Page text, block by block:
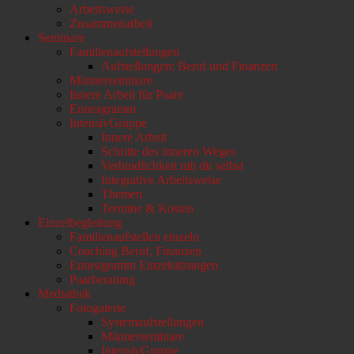
Arbeitsweise
Zusammenarbeit
Seminare
Familienaufstellungen
Aufstellungen: Beruf und Finanzen
Männerseminare
Innere Arbeit für Paare
Enneagramm
IntensivGruppe
Innere Arbeit
Schritte des inneren Weges
Verbindlichkeit mit dir selbst
Integrative Arbeitsweise
Themen
Termine & Kosten
Einzelbegleitung
Familienaufstellen einzeln
Coaching Beruf, Finanzen
Enneagramm Einzelsitzungen
Paarberatung
Mediathek
Fotogalerie
Systemaufstellungen
Männerseminare
IntensivGruppe